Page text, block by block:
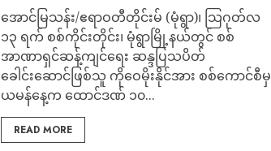
အောင်မြသန်း/ဧရာဝတီတိုင်းမ် (မုံရွာ)၊ သြဂုတ်လ
၁၃ ရက် စစ်ကိုင်းတိုင်း၊ မုံရွာမြို့နယ်တွင် စစ်
အာဏာရှင်ဆန့်ကျင်ရေး ဆန္ဒပြသပိတ်
ခေါင်းဆောင်ဖြစ်သူ ကိုဝေမိုးနိုင်အား စစ်ကောင်စီမှ
ယမန်နေ့က ထောင်ဒဏ် ၁၀...
READ MORE